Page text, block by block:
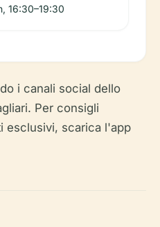
16:30–19:30
i canali social dello
Per consigli
esclusivi, scarica l'app